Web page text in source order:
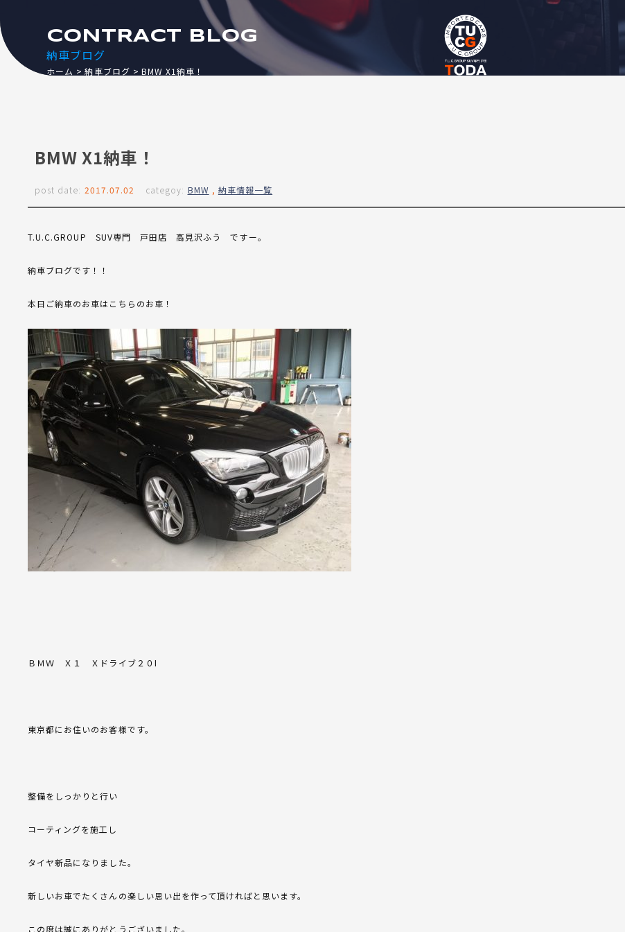
納車ブログ
CONTRACT BLOG
ホーム 納車ブログ BMW X1納車！
BMW X1納車！
post date: 2017.07.02 categoy: BMW , 納車情報一覧
T.U.C.GROUP SUV専門 戸田店 高見沢ふう ですー。
納車ブログです！！
本日ご納車のお車はこちらのお車！
ＢＭＷ Ｘ１ Ｘドライブ２０I
東京都にお住いのお客様です。
整備をしっかりと行い
コーティングを施工し
タイヤ新品になりました。
新しいお車でたくさんの楽しい思い出を作って頂ければと思います。
この度は誠にありがとうございました。